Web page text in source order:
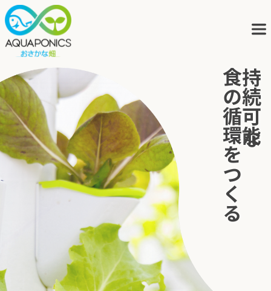
アクアポニックスとは
サービス
ブログ
アクポニの歩み
持続可能な
食の循環をつくる